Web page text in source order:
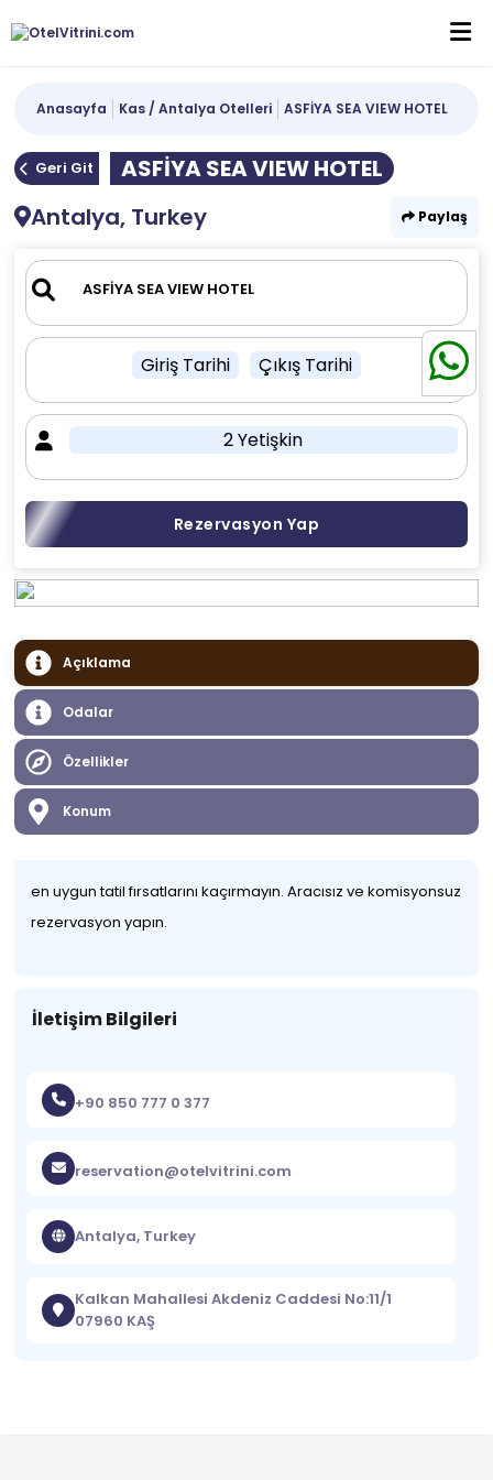
Anasayfa Kas / Antalya Otelleri ASFİYA SEA VIEW HOTEL
Geri Git
ASFİYA SEA VIEW HOTEL
Antalya, Turkey
Paylaş
Giriş Tarihi Çıkış Tarihi
2 Yetişkin
Rezervasyon Yap
Açıklama
Odalar
Özellikler
Konum
en uygun tatil fırsatlarını kaçırmayın. Aracısız ve komisyonsuz
rezervasyon yapın.
İletişim Bilgileri
+90 850 777 0 377
reservation@otelvitrini.com
Antalya, Turkey
Kalkan Mahallesi Akdeniz Caddesi No:11/1
07960 KAŞ